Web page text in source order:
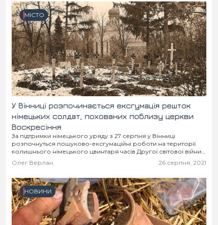
МІСТО
У Вінниці розпочинається ексгумація решток
німецьких солдат, похованих поблизу церкви
Воскресіння
За підтримки німецького уряду з 27 серпня у Вінниці
розпочнуться пошуково-ексгумаційні роботи на території
колишнього німецького цвинтаря часів Другої світової війни.
Розкопувати мають територію поблизу площі Стуса та
«каплички».
Олег Верлан 26 серпня, 2021
НОВИНИ